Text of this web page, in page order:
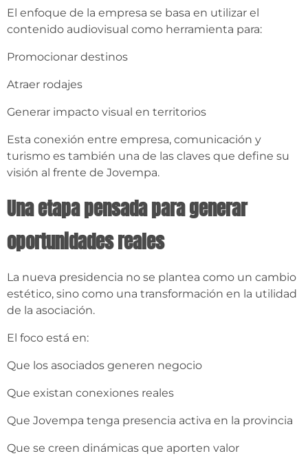
El enfoque de la empresa se basa en utilizar el
contenido audiovisual como herramienta para:
Promocionar destinos
Atraer rodajes
Generar impacto visual en territorios
Esta conexión entre empresa, comunicación y
turismo es también una de las claves que define su
visión al frente de Jovempa.
Una etapa pensada para generar
oportunidades reales
La nueva presidencia no se plantea como un cambio
estético, sino como una transformación en la utilidad
de la asociación.
El foco está en:
Que los asociados generen negocio
Que existan conexiones reales
Que Jovempa tenga presencia activa en la provincia
Que se creen dinámicas que aporten valor